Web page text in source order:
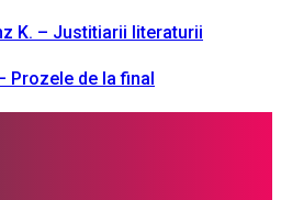
K. – Justitiarii literaturii
Prozele de la final